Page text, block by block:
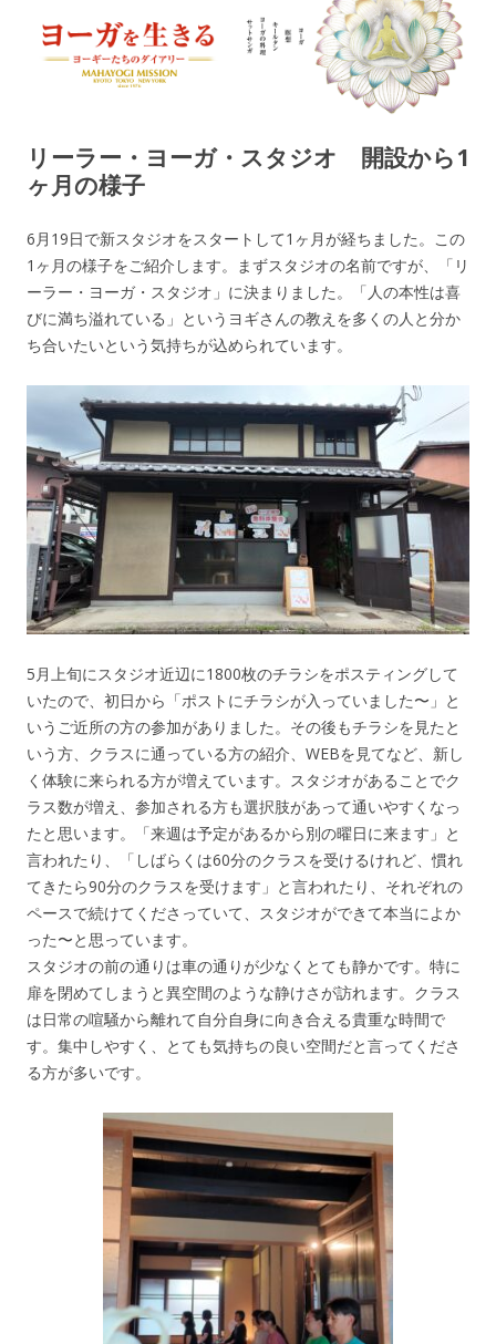
ヨーガを生きる — MAHAYOGI
MISSION ブログ
リーラー・ヨーガ・スタジオ 開設から1
ヶ月の様子
6月19日で新スタジオをスタートして1ヶ月が経ちました。この
1ヶ月の様子をご紹介します。まずスタジオの名前ですが、「リ
ーラー・ヨーガ・スタジオ」に決まりました。「人の本性は喜
びに満ち溢れている」というヨギさんの教えを多くの人と分か
ち合いたいという気持ちが込められています。
5月上旬にスタジオ近辺に1800枚のチラシをポスティングして
いたので、初日から「ポストにチラシが入っていました〜」と
いうご近所の方の参加がありました。その後もチラシを見たと
いう方、クラスに通っている方の紹介、WEBを見てなど、新し
く体験に来られる方が増えています。スタジオがあることでク
ラス数が増え、参加される方も選択肢があって通いやすくなっ
たと思います。「来週は予定があるから別の曜日に来ます」と
言われたり、「しばらくは60分のクラスを受けるけれど、慣れ
てきたら90分のクラスを受けます」と言われたり、それぞれの
ペースで続けてくださっていて、スタジオができて本当によか
った〜と思っています。
スタジオの前の通りは車の通りが少なくとても静かです。特に
扉を閉めてしまうと異空間のような静けさが訪れます。クラス
は日常の喧騒から離れて自分自身に向き合える貴重な時間で
す。集中しやすく、とても気持ちの良い空間だと言ってくださ
る方が多いです。